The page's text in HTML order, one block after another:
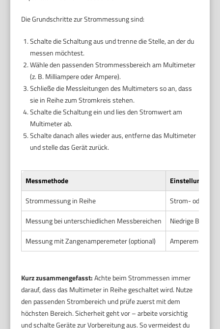
Die Grundschritte zur Strommessung sind:
Schalte die Schaltung aus und trenne die Stelle, an der du
messen möchtest.
Wähle den passenden Strommessbereich am Multimeter
(z. B. Milliampere oder Ampere).
Schließe die Messleitungen des Multimeters so an, dass
sie in Reihe zum Stromkreis stehen.
Schalte die Schaltung ein und lies den Stromwert am
Multimeter ab.
Schalte danach alles wieder aus, entferne das Multimeter
und stelle das Gerät zurück.
Messmethode
Einstellung am
Strommessung in Reihe
Strom- oder
Messung bei unterschiedlichen Messbereichen
Niedrige
Messung mit Zangenamperemeter (optional)
Amperemeter-
Kurz zusammengefasst:Achte beim Strommessen immer
darauf, dass das Multimeter in Reihe geschaltet wird. Nutze
den passenden Strombereich und prüfe zuerst mit dem
höchsten Bereich. Sicherheit geht vor – arbeite vorsichtig
und schalte Geräte zur Vorbereitung aus. So vermeidest du